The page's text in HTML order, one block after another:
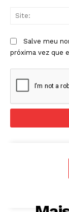
Salve meu
próxima vez que